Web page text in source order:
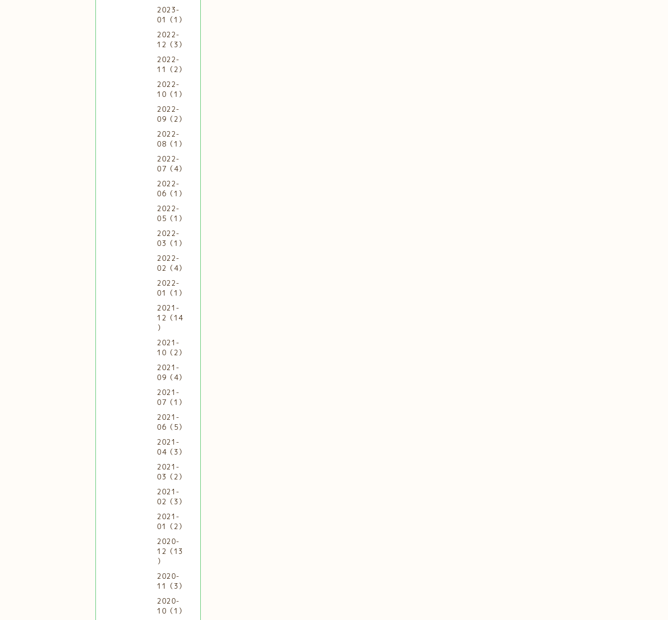
2023-
01（1）
2022-
12（3）
2022-
11（2）
2022-
10（1）
2022-
09（2）
2022-
08（1）
2022-
07（4）
2022-
06（1）
2022-
05（1）
2022-
03（1）
2022-
02（4）
2022-
01（1）
2021-
12（14
）
2021-
10（2）
2021-
09（4）
2021-
07（1）
2021-
06（5）
2021-
04（3）
2021-
03（2）
2021-
02（3）
2021-
01（2）
2020-
12（13
）
2020-
11（3）
2020-
10（1）